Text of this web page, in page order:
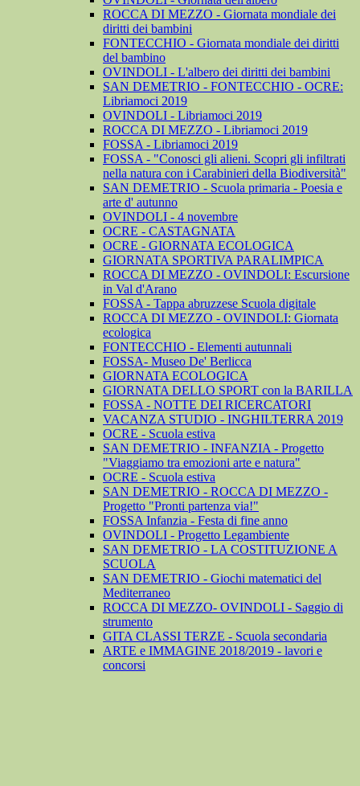
ROCCA DI MEZZO - Giornata mondiale dei
diritti dei bambini
FONTECCHIO - Giornata mondiale dei diritti
del bambino
OVINDOLI - L'albero dei diritti dei bambini
SAN DEMETRIO - FONTECCHIO - OCRE:
Libriamoci 2019
OVINDOLI - Libriamoci 2019
ROCCA DI MEZZO - Libriamoci 2019
FOSSA - Libriamoci 2019
FOSSA - "Conosci gli alieni. Scopri gli infiltrati
nella natura con i Carabinieri della Biodiversità"
SAN DEMETRIO - Scuola primaria - Poesia e
arte d' autunno
OVINDOLI - 4 novembre
OCRE - CASTAGNATA
OCRE - GIORNATA ECOLOGICA
GIORNATA SPORTIVA PARALIMPICA
ROCCA DI MEZZO - OVINDOLI: Escursione
in Val d'Arano
FOSSA - Tappa abruzzese Scuola digitale
ROCCA DI MEZZO - OVINDOLI: Giornata
ecologica
FONTECCHIO - Elementi autunnali
FOSSA- Museo De' Berlicca
GIORNATA ECOLOGICA
GIORNATA DELLO SPORT con la BARILLA
FOSSA - NOTTE DEI RICERCATORI
VACANZA STUDIO - INGHILTERRA 2019
OCRE - Scuola estiva
SAN DEMETRIO - INFANZIA - Progetto
"Viaggiamo tra emozioni arte e natura"
OCRE - Scuola estiva
SAN DEMETRIO - ROCCA DI MEZZO -
Progetto "Pronti partenza via!"
FOSSA Infanzia - Festa di fine anno
OVINDOLI - Progetto Legambiente
SAN DEMETRIO - LA COSTITUZIONE A
SCUOLA
SAN DEMETRIO - Giochi matematici del
Mediterraneo
ROCCA DI MEZZO- OVINDOLI - Saggio di
strumento
GITA CLASSI TERZE - Scuola secondaria
ARTE e IMMAGINE 2018/2019 - lavori e
concorsi